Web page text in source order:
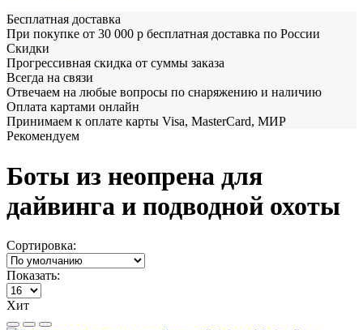
Бесплатная доставка
При покупке от 30 000 р бесплатная доставка по России
Скидки
Прогрессивная скидка от суммы заказа
Всегда на связи
Отвечаем на любые вопросы по снаряжению и наличию
Оплата картами онлайн
Принимаем к оплате карты Visa, MasterCard, МИР
Рекомендуем
Боты из неопрена для
дайвинга и подводной охоты
Сортировка:
Показать:
Хит